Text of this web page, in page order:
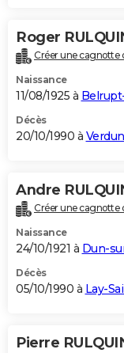
Roger
Créer une cagnotte
Naissance
11/08/1925 à
Décès
20/10/1990 à Verdun
Andre
Créer une cagnotte
Naissance
24/10/1921 à Dun-
Décès
05/10/1990 à Lay-
Pierre